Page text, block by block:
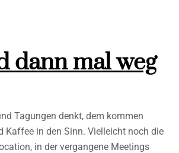
dann mal weg
Tagungen denkt, dem kommen
Kaffee in den Sinn. Vielleicht noch die
in der vergangene Meetings